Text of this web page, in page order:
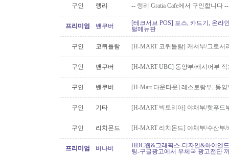
구인 랭리 -- 랭리 Gratia Cafe에서 구인합니다 --
프리미엄 밴쿠버
[테크서브 POS] 포스, 카드기, 온라
털메뉴판
구인 코퀴틀람 [H-MART 코퀴틀람] 캐셔부/그로서
구인 밴쿠버 [H-MART UBC] 동양부/캐시어부
구인 밴쿠버 [H-Mart 다운타운] 레스토랑부, 동
구인 기타 [H-MART 빅토리아] 야채부/핫푸드
구인 리치몬드 [H-MART 리치몬드] 야채부/수산부
프리미엄 버나비
HDC웹&그래픽스-디자인&하이엔
팅-구글광고에서 우체국 광고전단